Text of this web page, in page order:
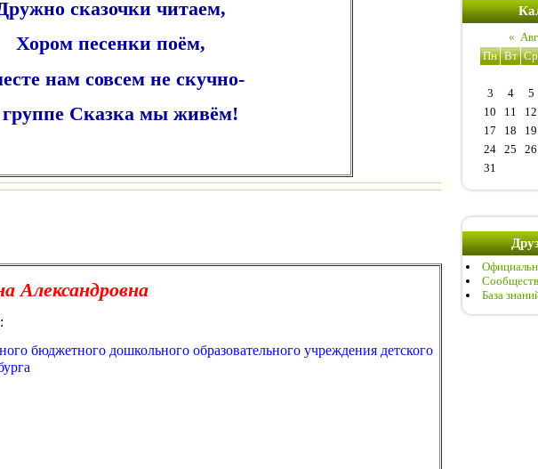
сказочки читаем,
Хором песенки поём,
нам совсем не скучно-
Сказка мы живём!
Александровна
бюджетного дошкольного образовательного учреждения детского
«
Пн Вт Ср
3 4
5
10
11
12
17
18
19
24 25
26
31
База